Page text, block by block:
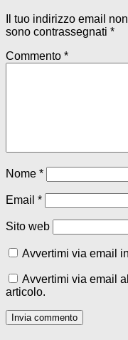
Il tuo indirizzo email
sono contrassegnati *
Commento *
Nome *
Email *
Sito web
Avvertimi via email
Avvertimi via email
articolo.